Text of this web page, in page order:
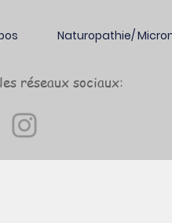
Naturopathie/
réseaux sociaux: